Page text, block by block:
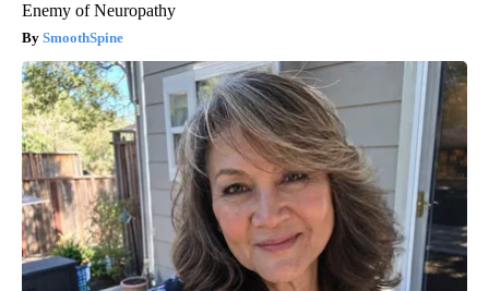
Enemy of Neuropathy
SmoothSpine